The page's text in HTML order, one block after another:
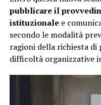
pubblicare il
istituzionalee
secondo le modalità
ragioni della richiesta
difficoltà organizzative